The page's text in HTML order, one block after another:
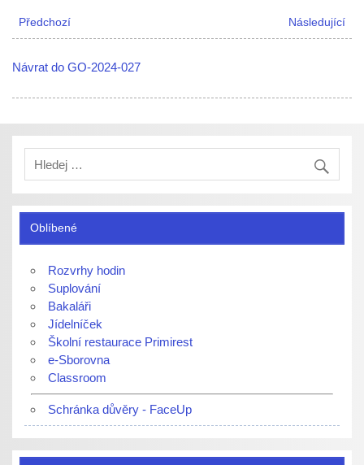
Předchozí Následující
Návrat do GO-2024-027
Oblíbené
Rozvrhy hodin
Suplování
Bakaláři
Jídelníček
Školní restaurace Primirest
e-Sborovna
Classroom
Schránka důvěry - FaceUp